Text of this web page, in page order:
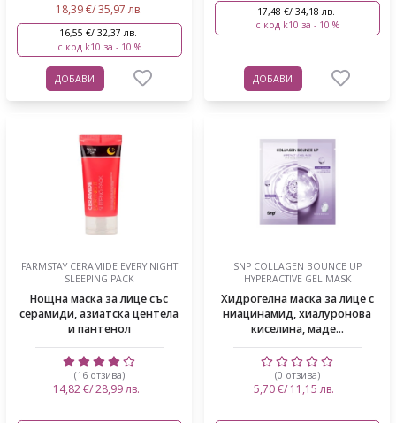
18,39 €/ 35,97 лв.
16,55 €/ 32,37 лв.
с код k10 за - 10 %
ДОБАВИ
17,48 €/ 34,18 лв.
с код k10 за - 10 %
ДОБАВИ
FARMSTAY CERAMIDE EVERY NIGHT
SLEEPING PACK
Нощна маска за лице със
серамиди, азиатска центела
и пантенол
(16 отзива)
14,82 €/ 28,99 лв.
SNP COLLAGEN BOUNCE UP
HYPERACTIVE GEL MASK
Хидрогелна маска за лице с
ниацинамид, хиалуронова
киселина, маде...
(0 отзива)
5,70 €/ 11,15 лв.